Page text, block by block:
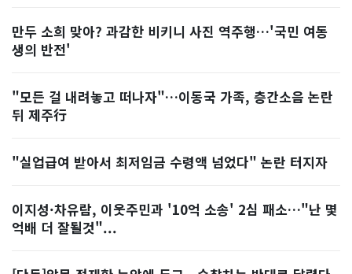
만두 소희 맞아? 과감한 비키니 사진 역주행…'국민 여동
생의 반전'
"모든 걸 내려놓고 떠나자"…이동국 가족, 층간소음 논란
뒤 제주行
"실업급여 받아서 최저임금 수령액 넘었다" 논란 터지자
이지성·차유람, 이웃주민과 '10억 소송' 2심 패소…"난 몇
억배 더 잘될것"...